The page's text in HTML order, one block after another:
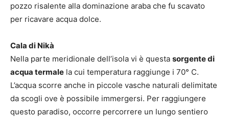
pozzo risalente alla dominazione araba che fu scavato
per ricavare acqua dolce.
Cala di Nikà
Nella parte meridionale dell’isola vi è questa sorgente di
acqua termale la cui temperatura raggiunge i 70° C.
L’acqua scorre anche in piccole vasche naturali delimitate
da scogli ove è possibile immergersi. Per raggiungere
questo paradiso, occorre percorrere un lungo sentiero